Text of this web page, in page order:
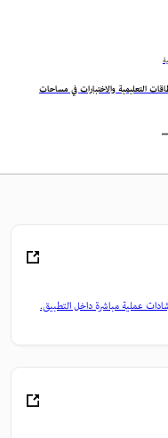
التعليمية والاختبارات في مساحات
عملية مباشرة داخل التطبيق.